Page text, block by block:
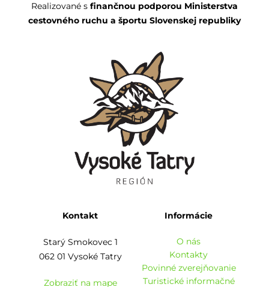
Realizované s finančnou podporou Ministerstva
cestovného ruchu a športu Slovenskej republiky
Kontakt
Starý Smokovec 1
062 01 Vysoké Tatry
Zobraziť na mape
Informácie
O nás
Kontakty
Povinné zverejňovanie
Turistické informačné